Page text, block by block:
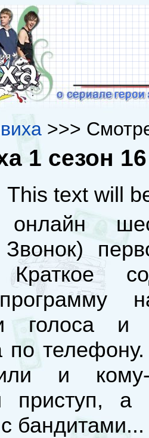
>>>
1 сезон
This text will
Краткое
голоса и
по
и
приступ, а
бандитами...